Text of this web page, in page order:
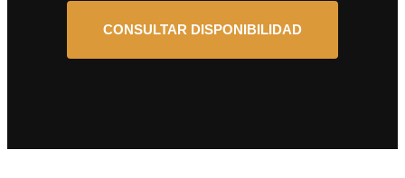
CONSULTAR DISPONIBILIDAD